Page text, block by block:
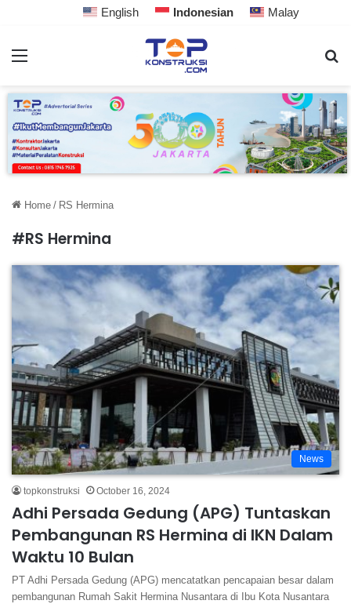
English Indonesian Malay
Home / RS Hermina
#RS Hermina
News
topkonstruksi October 16, 2024
Adhi Persada Gedung (APG) Tuntaskan
Pembangunan RS Hermina di IKN Dalam
Waktu 10 Bulan
PT Adhi Persada Gedung (APG) mencatatkan pencapaian besar dalam
pembangunan Rumah Sakit Hermina Nusantara di Ibu Kota Nusantara